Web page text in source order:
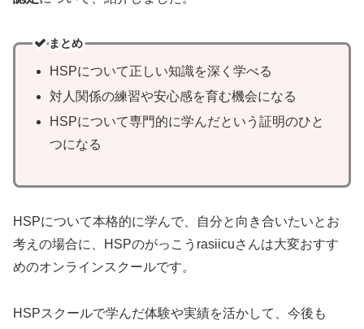
まとめ
HSPについて正しい知識を深く学べる
対人関係の練習や安心感を育む機会になる
HSPについて専門的に学んだという証明のひと
つになる
HSPについて本格的に学んで、自分と向き合いたいとお
考えの場合に、HSPのがっこうrasiicuさんは大変おすす
めのオンラインスクールです。
HSPスクールで学んだ体験や実績を活かして、今後も